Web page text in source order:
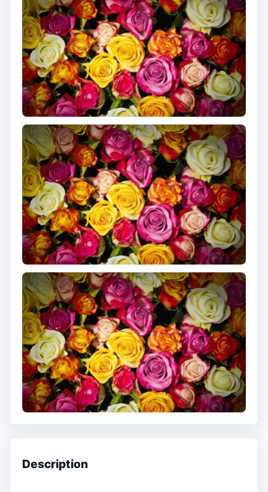
Description